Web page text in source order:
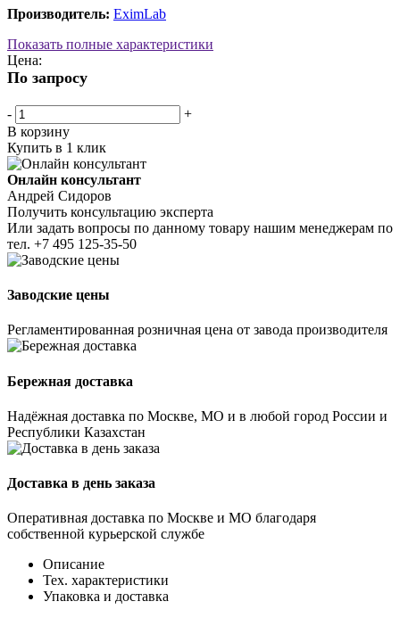
Производитель: EximLab
Показать полные характеристики
Цена:
По запросу
-
+
В корзину
Купить в 1 клик
Онлайн консультант
Андрей Сидоров
Получить консультацию эксперта
Или задать вопросы по данному товару нашим менеджерам по
тел. +7 495 125-35-50
Заводские цены
Регламентированная розничная цена от завода производителя
Бережная доставка
Надёжная доставка по Москве, МО и в любой город России и
Республики Казахстан
Доставка в день заказа
Оперативная доставка по Москве и МО благодаря
собственной курьерской службе
Описание
Тех. характеристики
Упаковка и доставка